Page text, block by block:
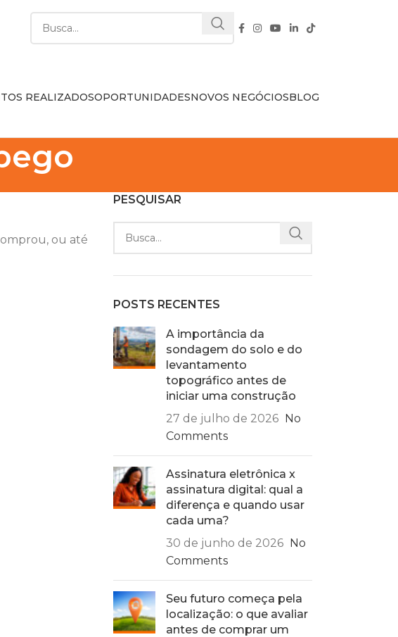
REALIZADOSOPORTUNIDADESNOVOS NEGÓCIOSBLOG
ou até
PESQUISAR
POSTS RECENTES
A importância da
sondagem do solo e do
levantamento
topográfico antes de
iniciar uma construção
27 de julho de 2026 No
Comments
Assinatura eletrônica x
assinatura digital: qual a
diferença e quando usar
cada uma?
30 de junho de 2026 No
Comments
Seu futuro começa pela
localização: o que avaliar
antes de comprar um